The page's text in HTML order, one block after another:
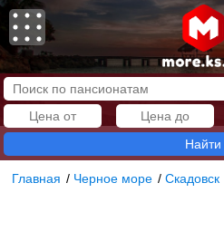
Найти
Главная / Черное море /Скадовск